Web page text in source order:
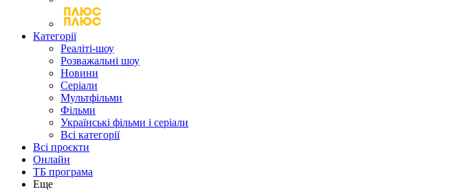
Категорії
Реаліті-шоу
Розважальні шоу
Новини
Серіали
Мультфільми
Фільми
Українські фільми і серіали
Всі категорії
Всі проєкти
Онлайн
ТБ програма
Еще